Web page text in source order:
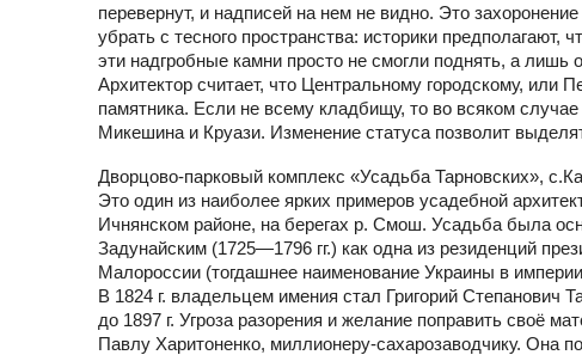
перевернут, и надписей на нем не видно. Это
убрать с тесного пространства: историки
эти надгробные камни просто не смогли поднять, а лишь
Архитектор считает, что Центральному городскому, или
памятника. Если не всему кладбищу, то во всяком
Микешина и Круази. Изменение статуса позволит
Дворцово-парковый комплекс «Усадьба Тарновских»,
Это один из наиболее ярких примеров усадебной
Ичнянском районе, на берегах р. Смош. Усадьба была
Задунайским (1725—1796 гг.) как одна из резиденций
Малороссии (тогдашнее наименование Украины в
В 1824 г. владельцем имения стал Григорий Степанович
до 1897 г. Угроза разорения и желание поправить своё
Павлу Харитоненко, миллионеру-сахарозаводчику. Она